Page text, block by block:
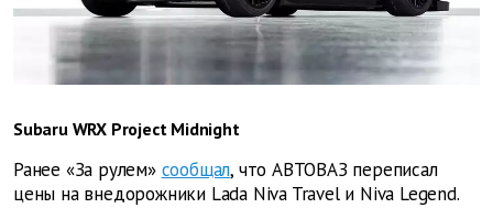
Subaru WRX Project Midnight
Ранее «За рулем» сообщал, что АВТОВАЗ переписал
цены на внедорожники Lada Niva Travel и Niva Legend.